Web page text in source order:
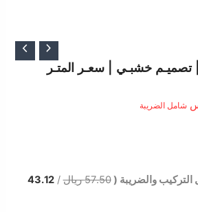
CIORVKS 2251 | تصميـم خشبـي | سعـر المتـر
الحالي
شامل الضريبة
التركيب والضريبة (57.50 ريال /
43.12